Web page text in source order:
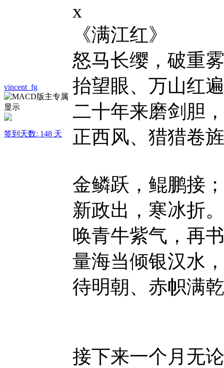
vincent_fg
签到天数: 148 天
x
《满江红》
怒马长缨，破重
抬望眼、万山红
二十年来磨剑胆
正西风、猎猎卷
金鳞跃，鲲鹏接；
新政出，寒冰折。
唤青牛紫气，再
量海当倾银汉水
待明朝、赤帜满
接下来一个月无